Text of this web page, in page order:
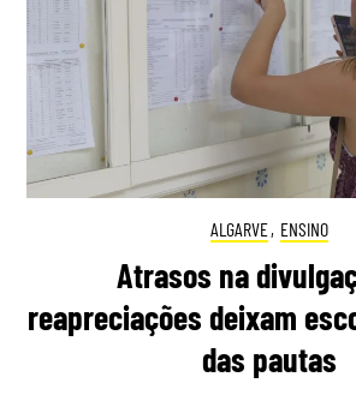
ALGARVE, ENSINO
Atrasos na
reapreciações deixam
das pautas